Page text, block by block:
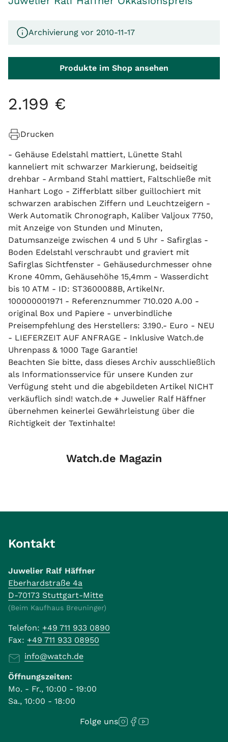
Archivierung vor 2010-11-17
Produkte im Shop ansehen
2.199 €
Drucken
- Gehäuse Edelstahl mattiert, Lünette Stahl
kanneliert mit schwarzer Markierung, beidseitig
drehbar - Armband Stahl mattiert, Faltschließe mit
Hanhart Logo - Zifferblatt silber guillochiert mit
schwarzen arabischen Ziffern und Leuchtzeigern -
Werk Automatik Chronograph, Kaliber Valjoux 7750,
mit Anzeige von Stunden und Minuten,
Datumsanzeige zwischen 4 und 5 Uhr - Safirglas -
Boden Edelstahl verschraubt und graviert mit
Safirglas Sichtfenster - Gehäusedurchmesser ohne
Krone 40mm, Gehäusehöhe 15,4mm - Wasserdicht
bis 10 ATM - ID: ST3600088B, ArtikelNr.
100000001971 - Referenznummer 710.020 A.00 -
original Box und Papiere - unverbindliche
Preisempfehlung des Herstellers: 3.190.- Euro - NEU
- LIEFERZEIT AUF ANFRAGE - Inklusive Watch.de
Uhrenpass & 1000 Tage Garantie!
Beachten Sie bitte, dass dieses Archiv ausschließlich
als Informationsservice für unsere Kunden zur
Verfügung steht und die abgebildeten Artikel NICHT
verkäuflich sind! watch.de + Juwelier Ralf Häffner
übernehmen keinerlei Gewährleistung über die
Richtigkeit der Textinhalte!
Watch.de Magazin
Kontakt
Juwelier Ralf Häffner
Eberhardstraße 4a
D-70173 Stuttgart-Mitte
(Beim Kaufhaus Breuninger)
Telefon: +49 711 933 0890
Fax: +49 711 933 08950
info@watch.de
Öffnungszeiten:
Mo. - Fr., 10:00 - 19:00
Sa., 10:00 - 18:00
Folge uns